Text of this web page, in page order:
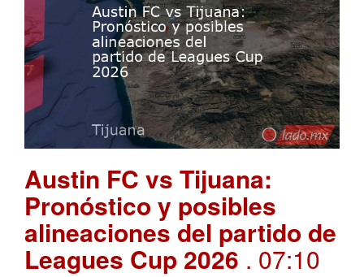
Austin FC vs Tijuana:
Pronóstico y posibles
alineaciones del partido de
Leagues Cup 2026 . 07:10